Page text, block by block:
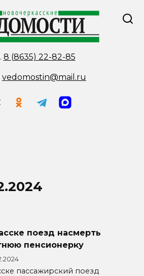
8 (8635) 22-82-85
vedomostin@mail.ru
поезд насмерть
пенсионерку
пассажирский поезд